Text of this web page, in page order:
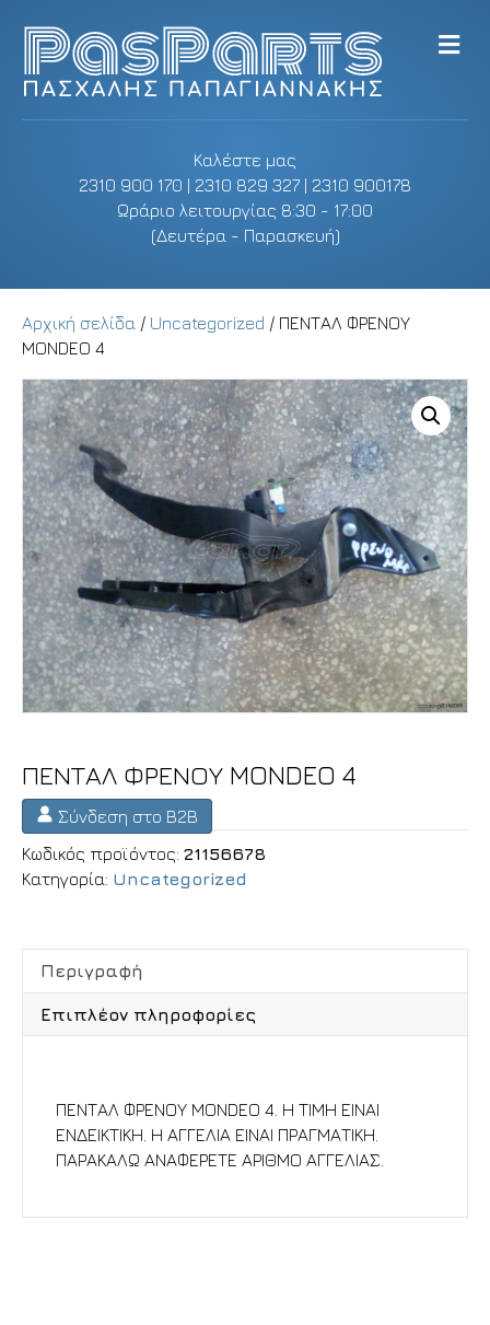
Καλέστε μας
2310 900 170 | 2310 829 327 | 2310 900178
Ωράριο λειτουργίας 8:30 - 17:00
(Δευτέρα - Παρασκευή)
M
e
Αρχική σελίδα / Uncategorized / ΠΕΝΤΑΛ ΦΡΕΝΟΥ
MONDEO 4
ΠΕΝΤΑΛ ΦΡΕΝΟΥ MONDEO 4
Σύνδεση στο B2B
Κωδικός προϊόντος: 21156678
Κατηγορία: Uncategorized
Περιγραφή
Επιπλέον πληροφορίες
ΠΕΝΤΑΛ ΦΡΕΝΟΥ MONDEO 4. Η ΤΙΜΗ ΕΙΝΑΙ
ΕΝΔΕΙΚΤΙΚΗ. Η ΑΓΓΕΛΙΑ ΕΙΝΑΙ ΠΡΑΓΜΑΤΙΚΗ.
ΠΑΡΑΚΑΛΩ ΑΝΑΦΕΡΕΤΕ ΑΡΙΘΜΟ ΑΓΓΕΛΙΑΣ.